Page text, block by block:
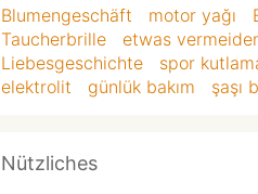
Blumengeschäft motor yağı
Taucherbrille
etwas
Liebesgeschichte
spor
elektrolit
günlük bakım şaşı
Nützliches